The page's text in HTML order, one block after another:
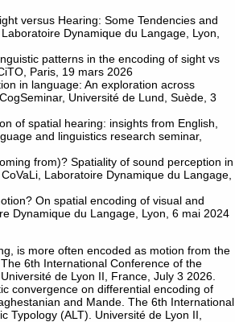
versus Hearing: Some Tendencies and
Dynamique du Langage, Lyon,
patterns in the encoding of sight vs
Paris, 19 mars 2026
in language: An exploration across
Université de Lund, Suède, 3
of spatial hearing: insights from English,
and linguistics research seminar,
from)? Spatiality of sound perception in
Laboratoire Dynamique du Langage,
On spatial encoding of visual and
Dynamique du Langage, Lyon, 6 mai 2024
is more often encoded as motion from the
6th International Conference of the
de Lyon II, France, July 3 2026.
convergence on differential encoding of
and Mande. The 6th International
Typology (ALT). Université de Lyon II,